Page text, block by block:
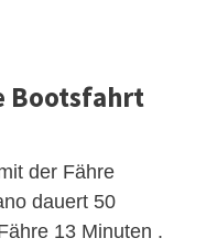
Bootsfahrt
der Fähre
dauert 50
13 Minuten .